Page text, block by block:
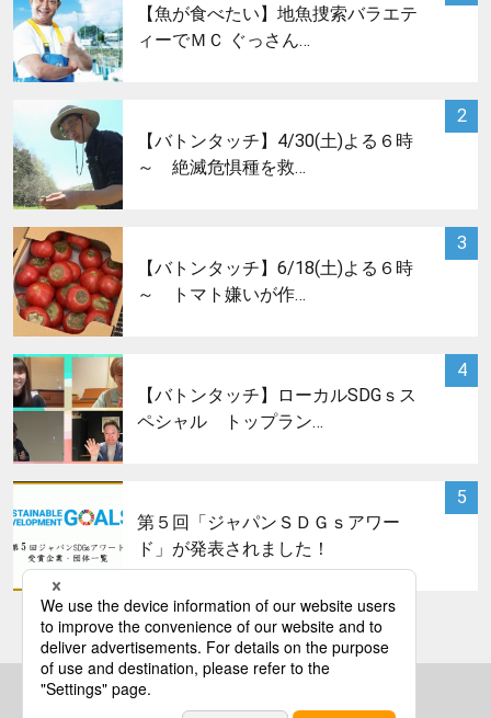
【魚が食べたい】地魚捜索バラエテ
ィーでＭＣ ぐっさん…
2
【バトンタッチ】4/30(土)よる６時
～ 絶滅危惧種を救…
3
【バトンタッチ】6/18(土)よる６時
～ トマト嫌いが作…
4
サムネイル
【バトンタッチ】ローカルSDGｓス
ペシャル トップラン…
5
サムネイル
第５回「ジャパンＳＤＧｓアワー
ド」が発表されました！